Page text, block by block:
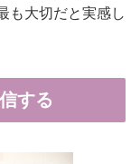
も大切だと実感し
する